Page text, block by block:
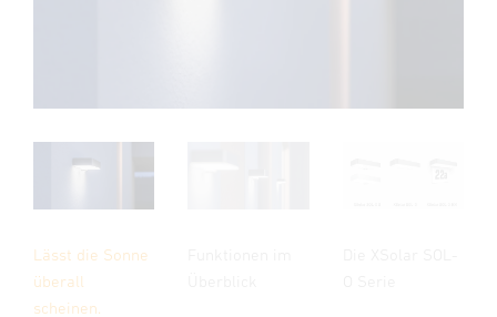
Lässt die Sonne
überall
scheinen.